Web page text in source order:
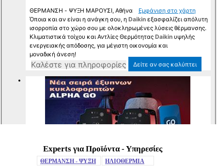
MuteExperts για Προϊόντα - Υπηρεσίες
ΘΕΡΜΑΝΣΗ - ΨΥΞΗ
ΗΛΙΟΘΕΡΜΙΑ